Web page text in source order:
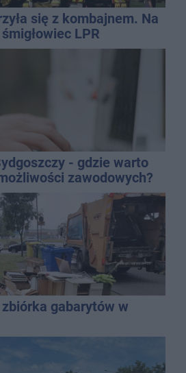
się z kombajnem. Na
LPR
- gdzie warto
zawodowych?
gabarytów w